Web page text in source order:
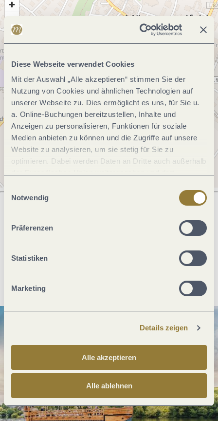
Diese Webseite verwendet Cookies
Mit der Auswahl „Alle akzeptieren“ stimmen Sie der
Nutzung von Cookies und ähnlichen Technologien auf
unserer Webseite zu. Dies ermöglicht es uns, für Sie u.
a. Online-Buchungen bereitzustellen, Inhalte und
Anzeigen zu personalisieren, Funktionen für soziale
Medien anbieten zu können und die Zugriffe auf unsere
Website zu analysieren, um sie stetig für Sie zu
optimieren. Dabei werden Daten an Dritte auch außerhalb
jederzeit widerrufen werden. Mit der Auswahl "Alle
ablehnen" kann es zu Beeinträchtigungen in der Nutzung
Einwilligungsauswahl
Notwendig
Präferenzen
Statistiken
Marketing
Details zeigen
Alle akzeptieren
Alle ablehnen
Was möchtest du als nächstes tun?